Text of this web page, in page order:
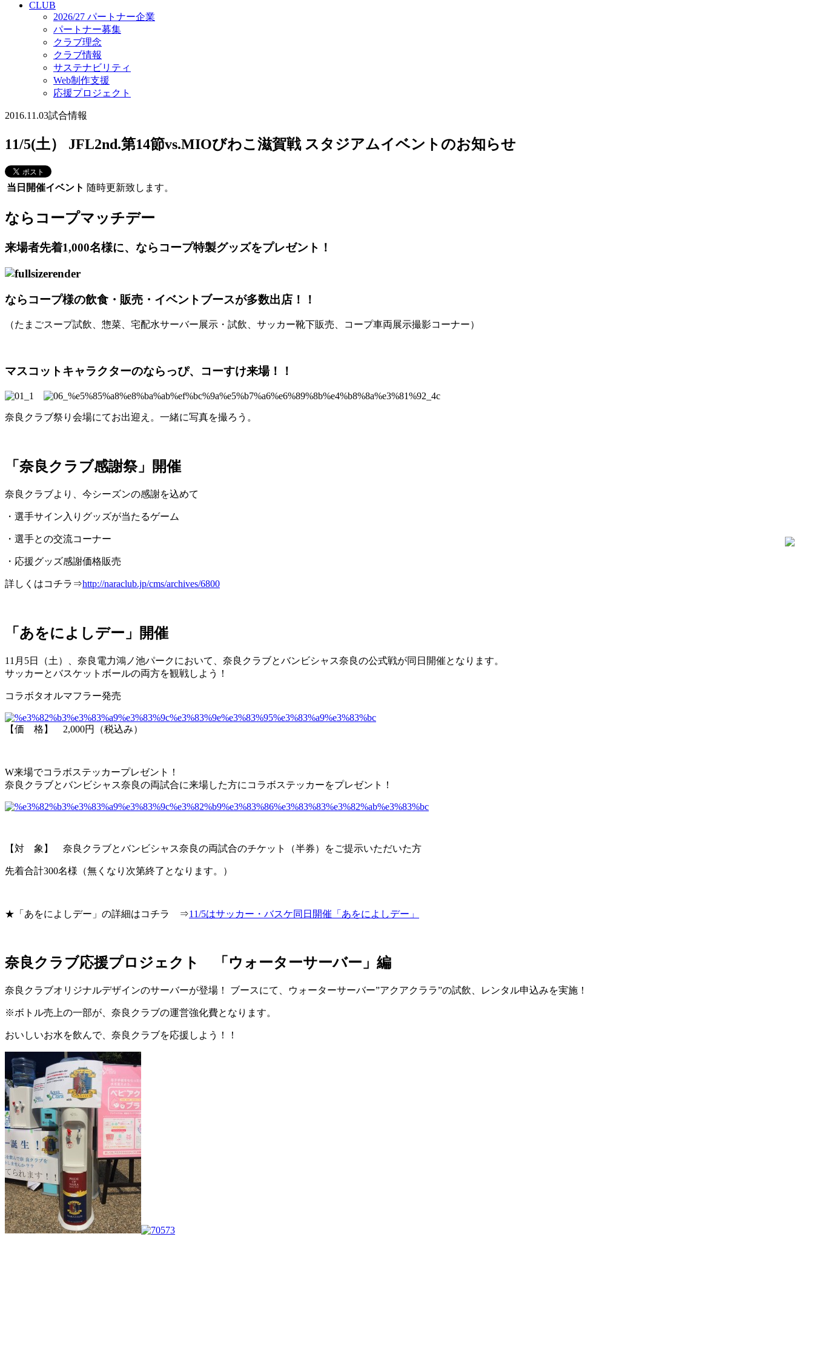
CLUB
2026/27 パートナー企業
パートナー募集
クラブ理念
クラブ情報
サステナビリティ
Web制作支援
応援プロジェクト
2016.11.03試合情報
11/5(土） JFL2nd.第14節vs.MIOびわこ滋賀戦 スタジアムイベントのお知らせ
当日開催イベント 随時更新致します。
ならコープマッチデー
来場者先着1,000名様に、ならコープ特製グッズをプレゼント！
ならコープ様の飲食・販売・イベントブースが多数出店！！
（たまごスープ試飲、惣菜、宅配水サーバー展示・試飲、サッカー靴下販売、コープ車両展示撮影コーナー）
マスコットキャラクターのならっぴ、コーすけ来場！！
奈良クラブ祭り会場にてお出迎え。一緒に写真を撮ろう。
「奈良クラブ感謝祭」開催
奈良クラブより、今シーズンの感謝を込めて
・選手サイン入りグッズが当たるゲーム
・選手との交流コーナー
・応援グッズ感謝価格販売
詳しくはコチラ⇒http://naraclub.jp/cms/archives/6800
「あをによしデー」開催
11月5日（土）、奈良電力鴻ノ池パークにおいて、奈良クラブとバンビシャス奈良の公式戦が同日開催となります。
サッカーとバスケットボールの両方を観戦しよう！
コラボタオルマフラー発売
【価 格】 2,000円（税込み）
W来場でコラボステッカープレゼント！
奈良クラブとバンビシャス奈良の両試合に来場した方にコラボステッカーをプレゼント！
【対 象】 奈良クラブとバンビシャス奈良の両試合のチケット（半券）をご提示いただいた方
先着合計300名様（無くなり次第終了となります。）
★「あをによしデー」の詳細はコチラ ⇒11/5はサッカー・バスケ同日開催「あをによしデー」
奈良クラブ応援プロジェクト 「ウォーターサーバー」編
奈良クラブオリジナルデザインのサーバーが登場！ ブースにて、ウォーターサーバー”アクアクララ”の試飲、レンタル申込みを実施！
※ボトル売上の一部が、奈良クラブの運営強化費となります。
おいしいお水を飲んで、奈良クラブを応援しよう！！